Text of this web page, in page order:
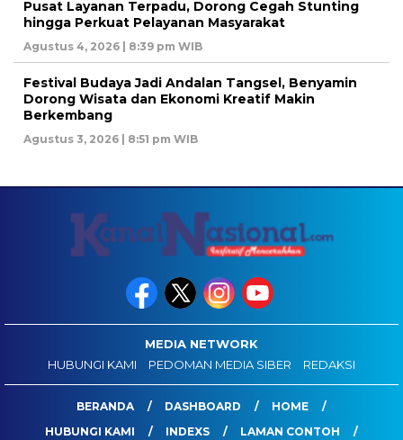
Pusat Layanan Terpadu, Dorong Cegah Stunting
hingga Perkuat Pelayanan Masyarakat
Agustus 4, 2026 | 8:39 pm WIB
Festival Budaya Jadi Andalan Tangsel, Benyamin
Dorong Wisata dan Ekonomi Kreatif Makin
Berkembang
Agustus 3, 2026 | 8:51 pm WIB
MEDIA NETWORK
HUBUNGI KAMI
PEDOMAN MEDIA SIBER REDAKSI
BERANDA DASHBOARD
HOME
HUBUNGI KAMI
INDEXS LAMAN CONTOH